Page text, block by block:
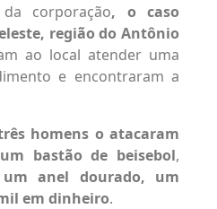
corporação, o caso
região do Antônio
ao local atender uma
e encontraram a
homens o atacaram
bastão de beisebol,
anel dourado, um
em dinheiro.